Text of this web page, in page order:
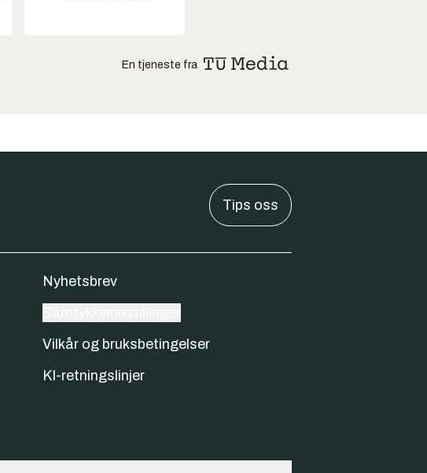
En tjeneste fra
Tips oss
Nyhetsbrev
Vilkår og bruksbetingelser
KI-retningslinjer